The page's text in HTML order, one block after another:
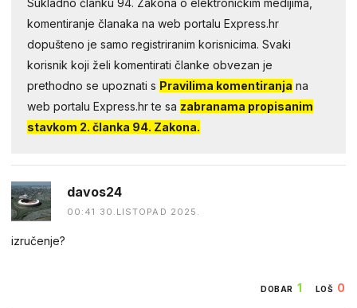
komentiranje članaka na web portalu Express.hr
dopušteno je samo registriranim korisnicima. Svaki
korisnik koji želi komentirati članke obvezan je
prethodno se upoznati s Pravilima komentiranja na
web portalu Express.hr te sa zabranama propisanim
stavkom 2. članka 94. Zakona.
davos24
00:41 30.LISTOPAD 2025.
izručenje?
DOBAR 1 LOŠ 0